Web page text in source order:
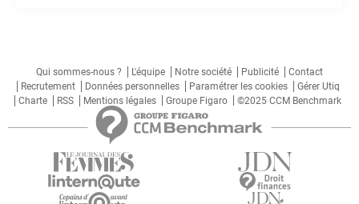
Qui sommes-nous ? L'équipe Notre société Publicité
Contact
Recrutement
Données personnelles Paramétrer les cookies
Gérer Utiq
Charte
RSS Mentions légales Groupe Figaro ©2025 CCM Benchmark